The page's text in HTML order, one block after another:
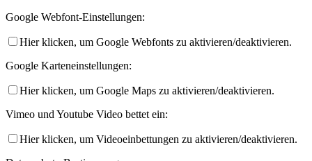
Google Webfont-Einstellungen:
Hier klicken, um Google Webfonts zu aktivieren/deaktivieren.
Google Karteneinstellungen:
Hier klicken, um Google Maps zu aktivieren/deaktivieren.
Vimeo und Youtube Video bettet ein:
Hier klicken, um Videoeinbettungen zu aktivieren/deaktivieren.